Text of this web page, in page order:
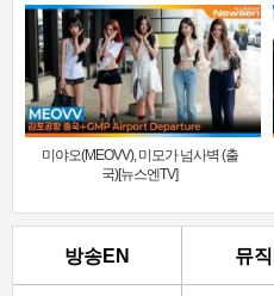
미야오(MEOVV), 미모가 넘사벽 (출
국)[뉴스엔TV]
방송EN 뮤